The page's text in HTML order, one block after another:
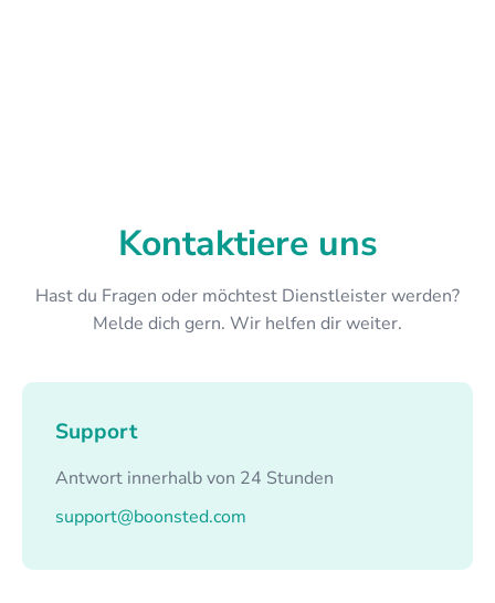
Kontaktiere uns
Hast du Fragen oder möchtest Dienstleister werden?
Melde dich gern. Wir helfen dir weiter.
Support
Antwort innerhalb von 24 Stunden
support@boonsted.com